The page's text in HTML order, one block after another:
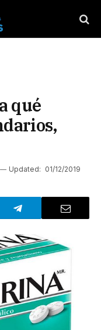
qué
Updated: 01/12/2019